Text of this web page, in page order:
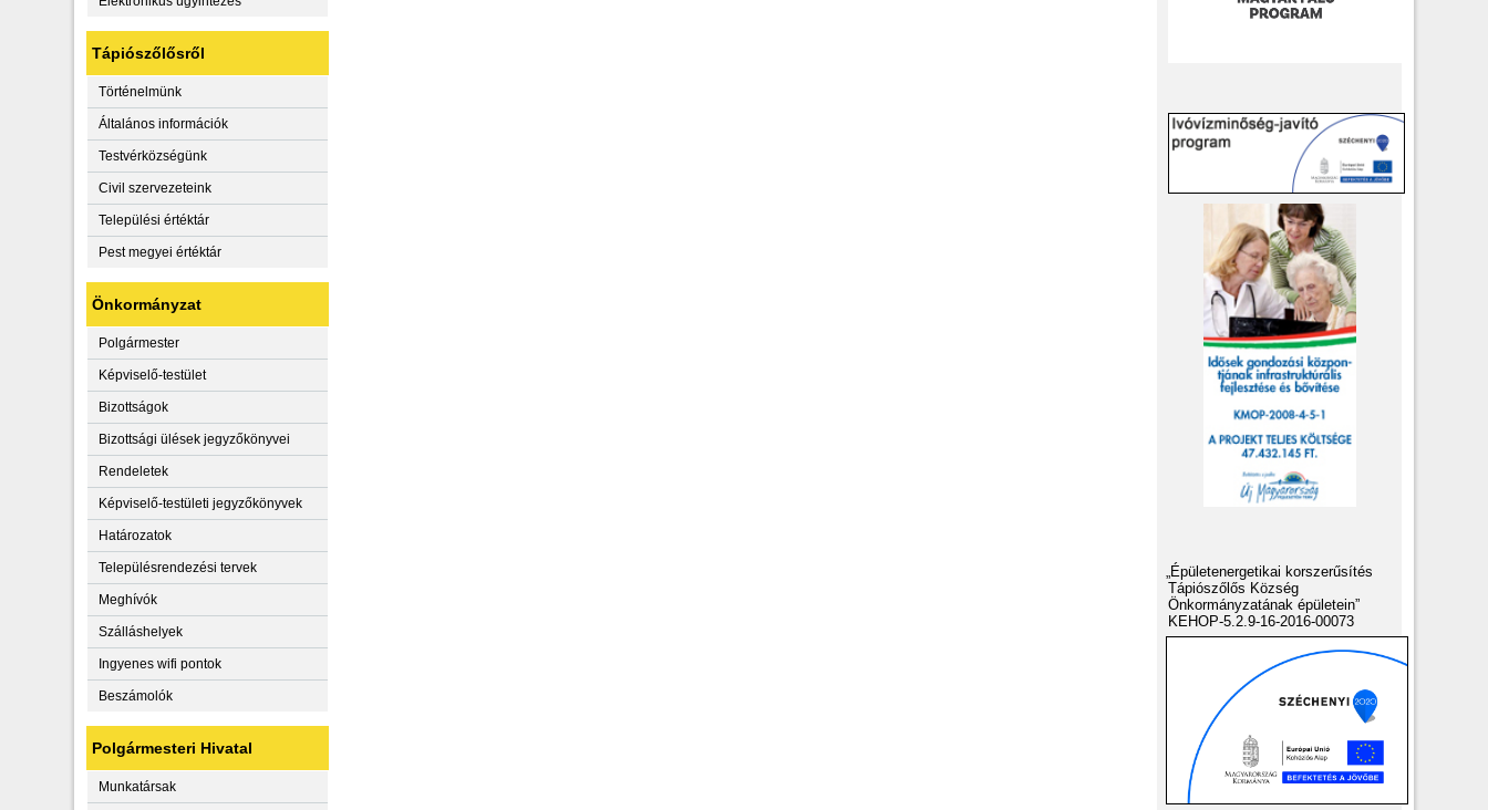
Tápiószőlősről
Történelmünk
Általános információk
Testvérközségünk
Civil szervezeteink
Települési értéktár
Pest megyei értéktár
Önkormányzat
Polgármester
Képviselő-testület
Bizottságok
Bizottsági ülések jegyzőkönyvei
Rendeletek
Képviselő-testületi jegyzőkönyvek
Határozatok
Településrendezési tervek
Meghívók
Szálláshelyek
Ingyenes wifi pontok
Beszámolók
Polgármesteri Hivatal
Munkatársak
„Épületenergetikai korszerűsítés
Tápiószőlős Község
Önkormányzatának épületein”
KEHOP-5.2.9-16-2016-00073